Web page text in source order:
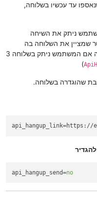
עד עכשיו בשלוחה,
ניתק את השיחה
שמציין את השלוחה בה
המשתמש ניתק את השיחה (לדוגמה אם המשתמש ניתק בשלוחה 3
)
שהוגדרה בשלוחה.
api_hangup_link=https://
api_hangup_send=no